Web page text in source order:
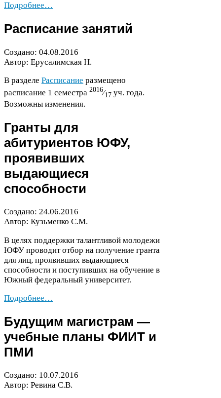
Подробнее…
Расписание занятий
Создано: 04.08.2016
Автор: Ерусалимская Н.
В разделе Расписание размещено
расписание 1 семестра 2016⁄17 уч. года.
Возможны изменения.
Гранты для
абитуриентов ЮФУ,
проявивших
выдающиеся
способности
Создано: 24.06.2016
Автор: Кузьменко С.М.
В целях поддержки талантливой молодежи
ЮФУ проводит отбор на получение гранта
для лиц, проявивших выдающиеся
способности и поступивших на обучение в
Южный федеральный университет.
Подробнее…
Будущим магистрам —
учебные планы ФИИТ и
ПМИ
Создано: 10.07.2016
Автор: Ревина С.В.